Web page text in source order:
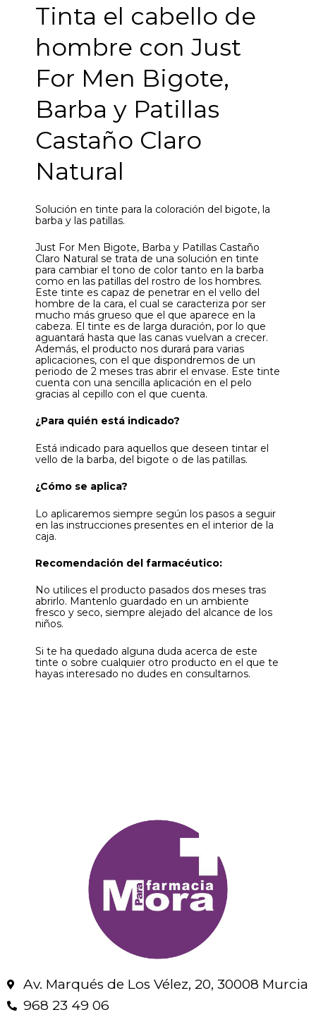
Tinta el cabello de
hombre con Just
For Men Bigote,
Barba y Patillas
Castaño Claro
Natural
Solución en tinte para la coloración del bigote, la
barba y las patillas.
Just For Men Bigote, Barba y Patillas Castaño
Claro Natural se trata de una solución en tinte
para cambiar el tono de color tanto en la barba
como en las patillas del rostro de los hombres.
Este tinte es capaz de penetrar en el vello del
hombre de la cara, el cual se caracteriza por ser
mucho más grueso que el que aparece en la
cabeza. El tinte es de larga duración, por lo que
aguantará hasta que las canas vuelvan a crecer.
Además, el producto nos durará para varias
aplicaciones, con el que dispondremos de un
periodo de 2 meses tras abrir el envase. Este tinte
cuenta con una sencilla aplicación en el pelo
gracias al cepillo con el que cuenta.
¿Para quién está indicado?
Está indicado para aquellos que deseen tintar el
vello de la barba, del bigote o de las patillas.
¿Cómo se aplica?
Lo aplicaremos siempre según los pasos a seguir
en las instrucciones presentes en el interior de la
caja.
Recomendación del farmacéutico:
No utilices el producto pasados dos meses tras
abrirlo. Mantenlo guardado en un ambiente
fresco y seco, siempre alejado del alcance de los
niños.
Si te ha quedado alguna duda acerca de este
tinte o sobre cualquier otro producto en el que te
hayas interesado no dudes en consultarnos.
Av. Marqués de Los Vélez, 20, 30008 Murcia
968 23 49 06